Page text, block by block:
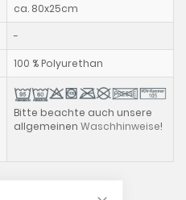
ca. 80x25cm
-
100 % Polyurethan
Bitte beachte auch unsere
allgemeinen Waschhinweise!